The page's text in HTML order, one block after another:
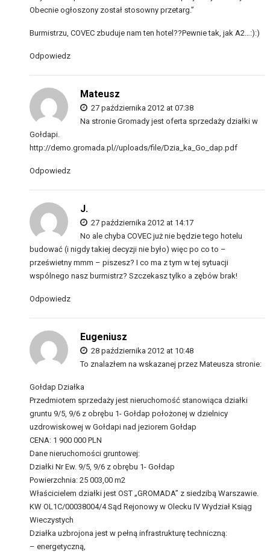
Obecnie ogłoszony został stosowny przetarg.”
Burmistrzu, COVEC zbuduje nam ten hotel??Pewnie tak, jak A2…:):)
Odpowiedz
Mateusz
27 października 2012 at 07:38
Na stronie Gromady jest oferta sprzedaży działki w
Gołdapi.
http://demo.gromada.pl//uploads/file/Dzia_ka_Go_dap.pdf
Odpowiedz
J.
27 października 2012 at 14:17
No ale chyba COVEC już nie będzie tego hotelu
budować (i nigdy takiej decyzji nie było) więc po co to –
prześwietny mmm – piszesz? I co ma z tym w tej sytuacji
wspólnego nasz burmistrz? Szczekasz tylko a zębów brak!
Odpowiedz
Eugeniusz
28 października 2012 at 10:48
To znalazłem na wskazanej przez Mateusza stronie:
Gołdap Działka
Przedmiotem sprzedaży jest nieruchomość stanowiąca działki
gruntu 9/5, 9/6 z obrębu 1- Gołdap położonej w dzielnicy
uzdrowiskowej w Gołdapi nad jeziorem Gołdap
CENA: 1 900 000 PLN
Dane nieruchomości gruntowej:
Działki Nr Ew. 9/5, 9/6 z obrębu 1- Gołdap
Powierzchnia: 25 003,00 m2
Właścicielem działki jest OST „GROMADA” z siedzibą Warszawie.
KW OL1C/00038004/4 Sąd Rejonowy w Olecku IV Wydział Ksiąg
Wieczystych
Działka uzbrojona jest w pełną infrastrukturę techniczną:
– energetyczną,